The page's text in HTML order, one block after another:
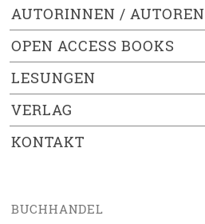
AUTORINNEN / AUTOREN
OPEN ACCESS BOOKS
LESUNGEN
VERLAG
KONTAKT
BUCHHANDEL